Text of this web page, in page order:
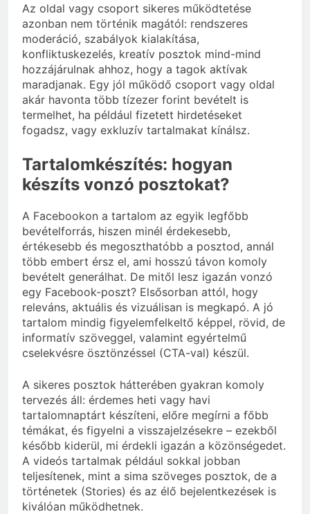
Az oldal vagy csoport sikeres működtetése
azonban nem történik magától: rendszeres
moderáció, szabályok kialakítása,
konfliktuskezelés, kreatív posztok mind-mind
hozzájárulnak ahhoz, hogy a tagok aktívak
maradjanak. Egy jól működő csoport vagy oldal
akár havonta több tízezer forint bevételt is
termelhet, ha például fizetett hirdetéseket
fogadsz, vagy exkluzív tartalmakat kínálsz.
Tartalomkészítés: hogyan
készíts vonzó posztokat?
A Facebookon a tartalom az egyik legfőbb
bevételforrás, hiszen minél érdekesebb,
értékesebb és megoszthatóbb a posztod, annál
több embert érsz el, ami hosszú távon komoly
bevételt generálhat. De mitől lesz igazán vonzó
egy Facebook-poszt? Elsősorban attól, hogy
releváns, aktuális és vizuálisan is megkapó. A jó
tartalom mindig figyelemfelkeltő képpel, rövid, de
informatív szöveggel, valamint egyértelmű
cselekvésre ösztönzéssel (CTA-val) készül.
A sikeres posztok hátterében gyakran komoly
tervezés áll: érdemes heti vagy havi
tartalomnaptárt készíteni, előre megírni a főbb
témákat, és figyelni a visszajelzésekre – ezekből
később kiderül, mi érdekli igazán a közönségedet.
A videós tartalmak például sokkal jobban
teljesítenek, mint a sima szöveges posztok, de a
történetek (Stories) és az élő bejelentkezések is
kiválóan működhetnek.